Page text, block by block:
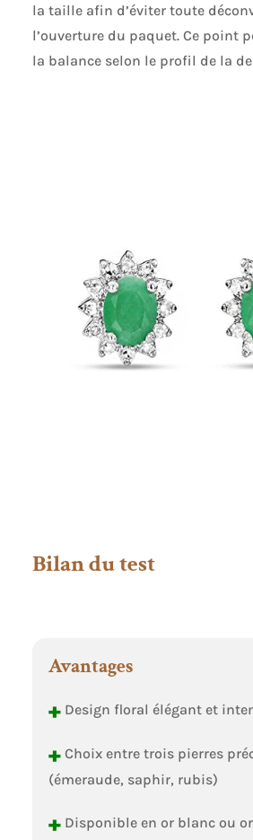
la taille afin d’éviter toute
l’ouverture du paquet. Ce point
la balance selon le profil de la
Bilan du test
Avantages
+Design floral élégant et
+Choix entre trois pierres
(émeraude, saphir, rubis)
+Disponible en or blanc ou